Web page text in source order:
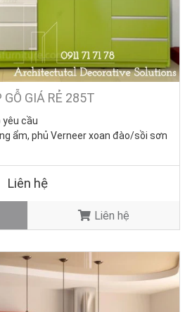
có quầy bar...
yêu cầu, tối ưu không gian, thi công
bạch không phát sinh.
Tủ Bếp Gỗ Công Nghiệp Minh
GỖ GIÁ RẺ 285T
cầu
ẩm, phủ Verneer xoan đào/sồi sơn
hàng
Liên hệ
Liên hệ